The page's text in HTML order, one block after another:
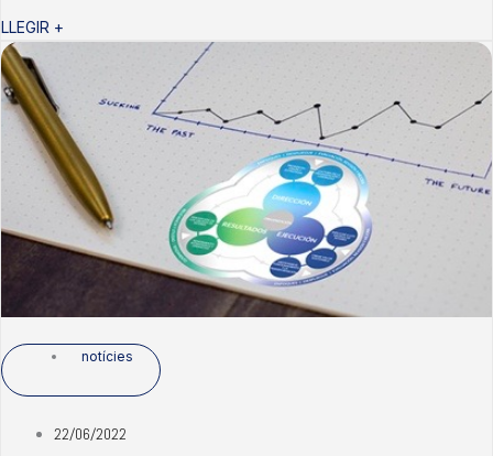
LLEGIR +
notícies
22/06/2022